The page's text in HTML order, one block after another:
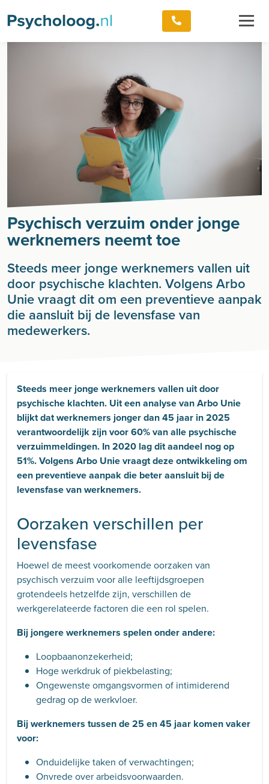
Psychisch verzuim onder jonge
werknemers neemt toe
Steeds meer jonge werknemers vallen uit
door psychische klachten. Volgens Arbo
Unie vraagt dit om een preventieve aanpak
die aansluit bij de levensfase van
medewerkers.
Steeds meer jonge werknemers vallen uit door
psychische klachten. Uit een analyse van Arbo Unie
blijkt dat werknemers jonger dan 45 jaar in 2025
verantwoordelijk zijn voor 60% van alle psychische
verzuimmeldingen. In 2020 lag dit aandeel nog op
51%. Volgens Arbo Unie vraagt deze ontwikkeling om
een preventieve aanpak die beter aansluit bij de
levensfase van werknemers.
Oorzaken verschillen per
levensfase
Hoewel de meest voorkomende oorzaken van
psychisch verzuim voor alle leeftijdsgroepen
grotendeels hetzelfde zijn, verschillen de
werkgerelateerde factoren die een rol spelen.
Bij jongere werknemers spelen onder andere:
Loopbaanonzekerheid;
Hoge werkdruk of piekbelasting;
Ongewenste omgangsvormen of intimiderend
gedrag op de werkvloer.
Bij werknemers tussen de 25 en 45 jaar komen vaker
voor:
Onduidelijke taken of verwachtingen;
Onvrede over arbeidsvoorwaarden.